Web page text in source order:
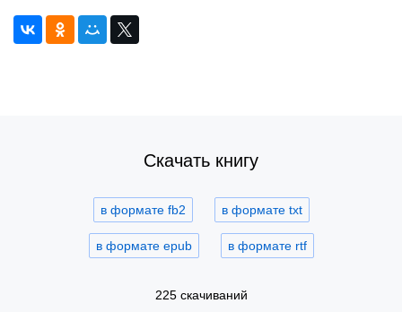
Скачать книгу
в формате fb2 в формате txt
в формате epub в формате rtf
225 скачиваний